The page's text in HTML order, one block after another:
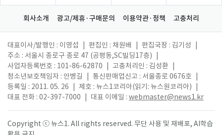
회사소개 광고/제휴·구매문의 이용약관·정책 고충처리
대표이사/발행인 : 이영섭 편집인 : 채원배 편집국장 : 김기성
주소 : 서울시 종로구 종로 47 (공평동,SC빌딩17층)
사업자등록번호 : 101-86-62870
고충처리인 : 김성환
청소년보호책임자 : 안병길
통신판매업신고 : 서울종로 0676호
등록일 : 2011. 05. 26
제호 : 뉴스1코리아(읽기: 뉴스원코리아)
대표 전화 : 02-397-7000
대표 이메일 : webmaster@news1.kr
Copyright ⓒ 뉴스1. All rights reserved. 무단 사용 및 재배포, AI학습